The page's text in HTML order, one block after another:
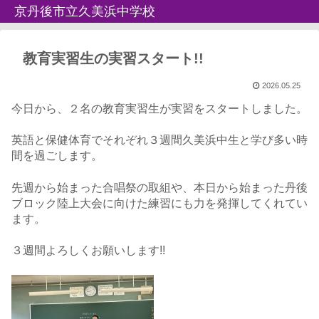
京丹後市立久美浜中学校
教育実習生の実習スタート!!
2026.05.25
今日から、２名の教育実習生が実習をスタートしました。
英語と保健体育でそれぞれ３週間久美浜中生と学び多い時
間を過ごします。
先週から始まった合唱祭の取組や、本日から始まった丹後
ブロック陸上大会に向けた練習にも力を発揮してくれてい
ます。
３週間よろしくお願いします!!